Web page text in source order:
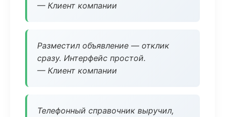
— Клиент компании
Разместил объявление — отклик
сразу. Интерфейс простой.
— Клиент компании
Телефонный справочник выручил,